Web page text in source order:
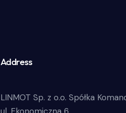
Address
LINMOT Sp. z o.o. Spółka